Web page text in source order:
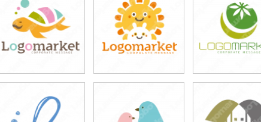
49,800円
(税込54,780円)
49,800円
(税込54,780円)
39,800円
(税込43,780円)
49,800円
(税込54,780円)
59,800円
(税込65,780円)
39,800円
(税込43,780円)